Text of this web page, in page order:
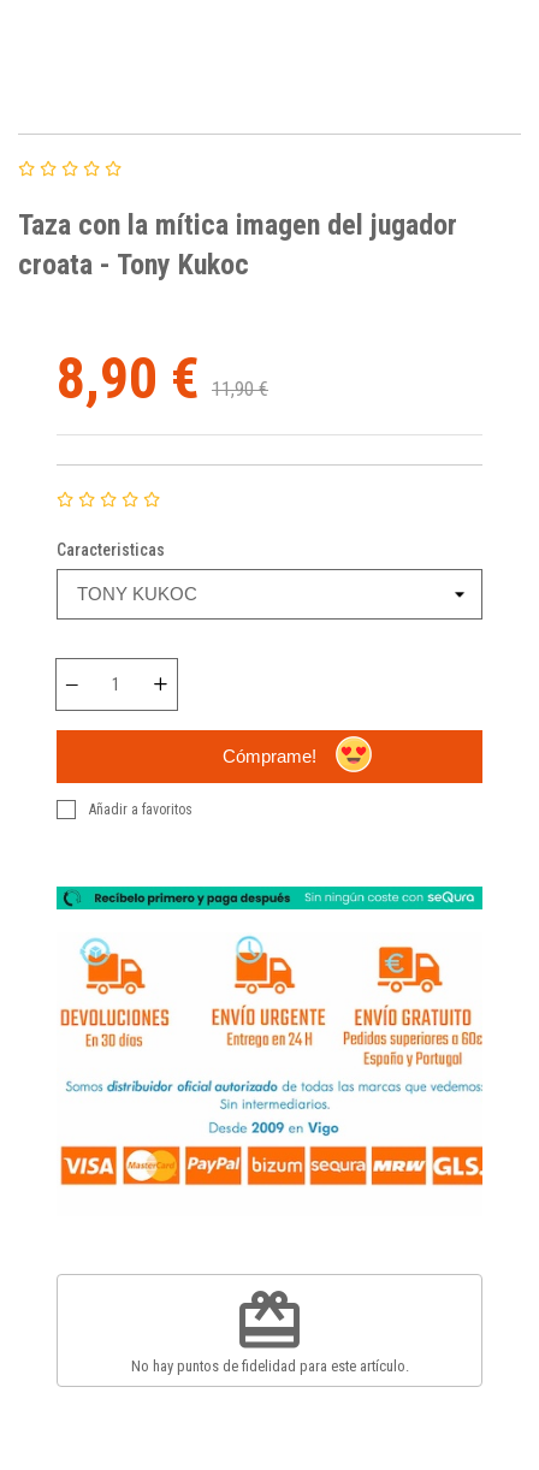
Taza con la mítica imagen del jugador
croata - Tony Kukoc
8,90 € 11,90 €
Caracteristicas
Cómprame!
Añadir a favoritos
redeem
No hay puntos de fidelidad para este artículo.